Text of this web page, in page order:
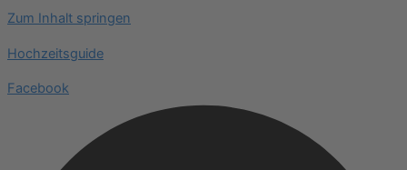
Zum Inhalt springen
Hochzeitsguide
Facebook